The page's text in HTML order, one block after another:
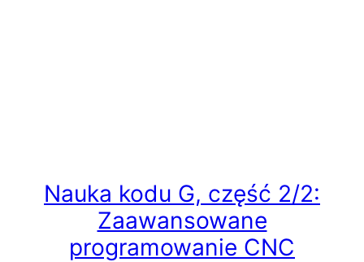
Nauka kodu G, część 2/2:
Zaawansowane
programowanie CNC